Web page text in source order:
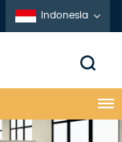
Indonesia